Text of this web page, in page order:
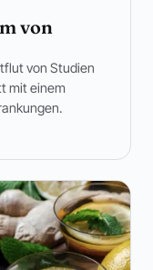
von
von Studien
mit einem